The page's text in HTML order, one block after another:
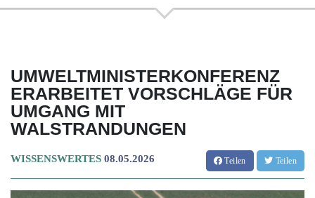
UMWELTMINISTERKONFERENZ
ERARBEITET VORSCHLÄGE FÜR
UMGANG MIT
WALSTRANDUNGEN
WISSENSWERTES 08.05.2026 Teilen Teilen